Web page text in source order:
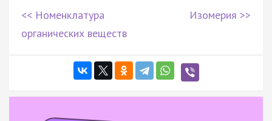
<< Номенклатура
органических веществ
Изомерия >>